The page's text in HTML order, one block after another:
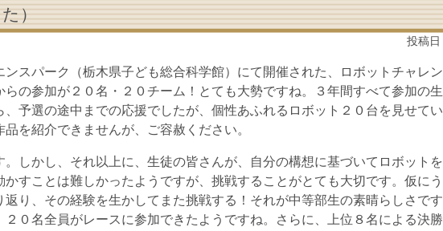
）
投稿日
ンスパーク（栃木県子ども総合科学館）にて開催された、ロボットチャレ
の参加が２０名・２０チーム！とても大勢ですね。３年間すべて参加の
予選の途中までの応援でしたが、個性あふれるロボット２０台を見せて
を紹介できませんが、ご容赦ください。
しかし、それ以上に、生徒の皆さんが、自分の構想に基づいてロボット
すことは難しかったようですが、挑戦することがとても大切です。仮にう
返り、その経験を生かしてまた挑戦する！それが中等部生の素晴らしさで
０名全員がレースに参加できたようですね。さらに、上位８名による決